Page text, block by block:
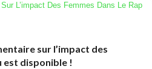
sur l’impact des
est disponible !